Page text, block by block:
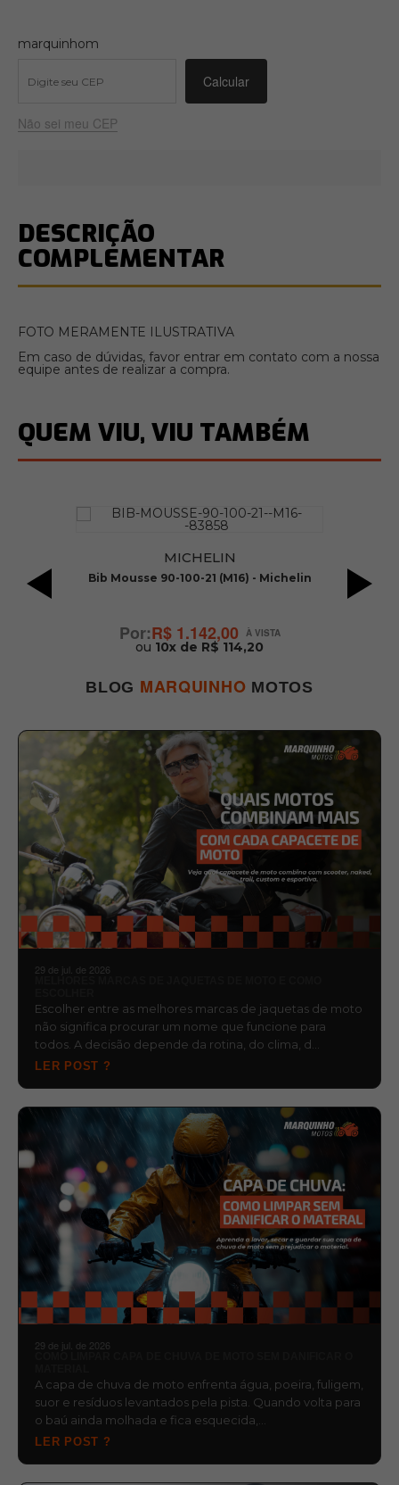
marquinhom
Não sei meu CEP
DESCRIÇÃO
COMPLEMENTAR
FOTO MERAMENTE ILUSTRATIVA
Em caso de dúvidas, favor entrar em contato com a nossa
equipe antes de realizar a compra.
QUEM VIU, VIU TAMBÉM
MICHELIN
Bib Mousse 90-100-21 (M16) - Michelin
R$ 1.142,00
ou 10x de R$ 114,20
BLOG MARQUINHO MOTOS
29 de jul. de 2026
Escolher entre as melhores marcas de jaquetas de moto
não significa procurar um nome que funcione para
todos. A decisão depende da rotina, do clima, d…
LER POST ?
29 de jul. de 2026
A capa de chuva de moto enfrenta água, poeira, fuligem,
suor e resíduos levantados pela pista. Quando volta para
o baú ainda molhada e fica esquecida,…
LER POST ?